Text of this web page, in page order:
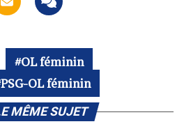
OL féminin
PSG-OL féminin
MÊME SUJET